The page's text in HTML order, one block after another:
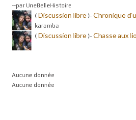
--par UneBelleHistoire
( Discussion libre )- Chronique
karamba
( Discussion libre )- Chasse aux
Aucune donnée
Aucune donnée